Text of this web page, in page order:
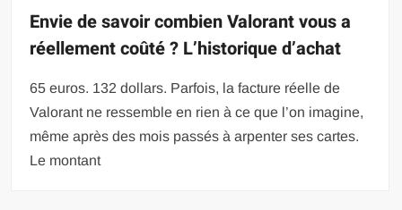
Envie de savoir combien Valorant vous a
réellement coûté ? L’historique d’achat
65 euros. 132 dollars. Parfois, la facture réelle de
Valorant ne ressemble en rien à ce que l’on imagine,
même après des mois passés à arpenter ses cartes.
Le montant